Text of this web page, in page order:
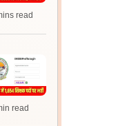
read
read